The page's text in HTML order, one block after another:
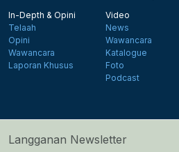
In-Depth & Opini
Telaah
Opini
Wawancara
Laporan Khusus
Video
News
Wawancara
Katalogue
Foto
Podcast
Langganan Newsletter